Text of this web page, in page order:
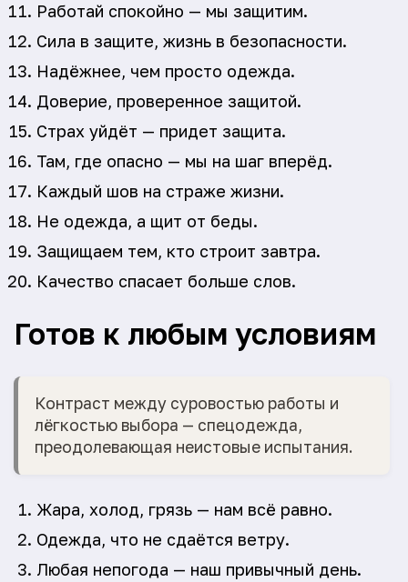
Работай спокойно — мы защитим.
Сила в защите, жизнь в безопасности.
Надёжнее, чем просто одежда.
Доверие, проверенное защитой.
Страх уйдёт — придет защита.
Там, где опасно — мы на шаг вперёд.
Каждый шов на страже жизни.
Не одежда, а щит от беды.
Защищаем тем, кто строит завтра.
Качество спасает больше слов.
Готов к любым условиям
Контраст между суровостью работы и
лёгкостью выбора — спецодежда,
преодолевающая неистовые испытания.
Жара, холод, грязь — нам всё равно.
Одежда, что не сдаётся ветру.
Любая непогода — наш привычный день.